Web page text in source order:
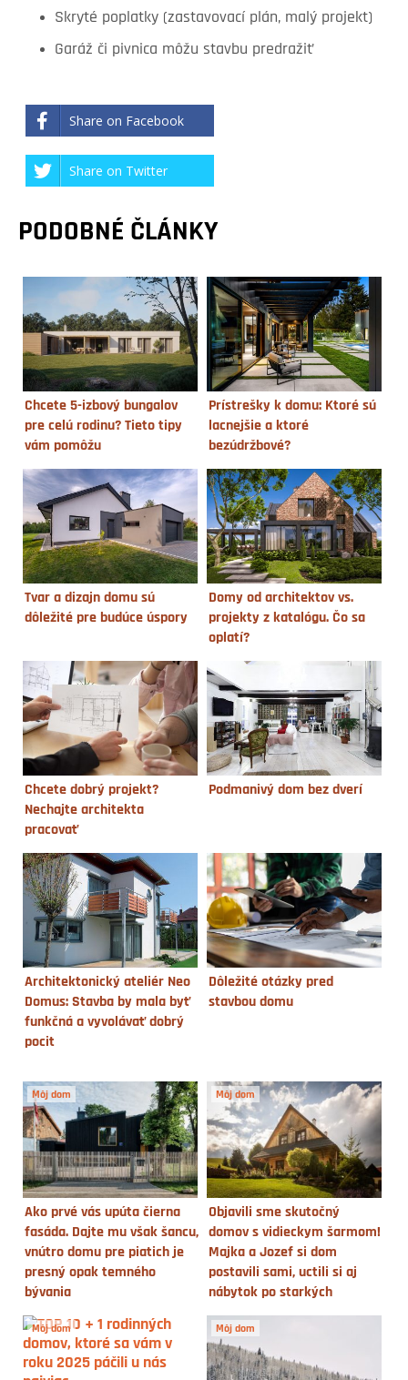
Skryté poplatky (zastavovací plán, malý projekt)
Garáž či pivnica môžu stavbu predražiť
Share on Facebook
Share on Twitter
PODOBNÉ ČLÁNKY
Chcete 5-izbový bungalov
pre celú rodinu? Tieto tipy
vám pomôžu
Prístrešky k domu: Ktoré sú
lacnejšie a ktoré
bezúdržbové?
Tvar a dizajn domu sú
dôležité pre budúce úspory
Domy od architektov vs.
projekty z katalógu. Čo sa
oplatí?
Chcete dobrý projekt?
Nechajte architekta
pracovať
Podmanivý dom bez dverí
Architektonický ateliér Neo
Domus: Stavba by mala byť
funkčná a vyvolávať dobrý
pocit
Dôležité otázky pred
stavbou domu
Môj dom
Ako prvé vás upúta čierna
fasáda. Dajte mu však šancu,
vnútro domu pre piatich je
presný opak temného
bývania
Môj dom
Objavili sme skutočný
domov s vidieckym šarmom!
Majka a Jozef si dom
postavili sami, uctili si aj
nábytok po starkých
Môj dom Môj dom